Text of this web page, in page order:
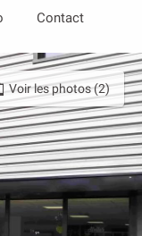
Contact
Voir les photos (2)